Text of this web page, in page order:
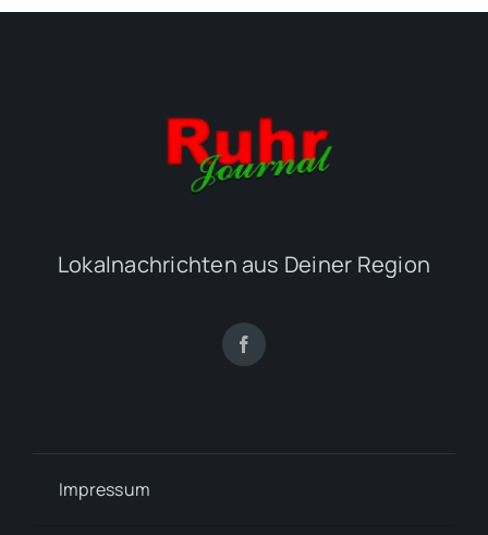
Lokalnachrichten aus Deiner Region
Impressum